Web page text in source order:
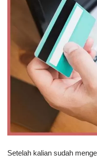
Setelah kalian sudah